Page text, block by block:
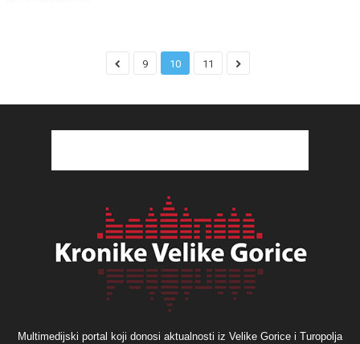
9 10 11
Multimedijski portal koji donosi aktualnosti iz Velike Gorice i Turopolja